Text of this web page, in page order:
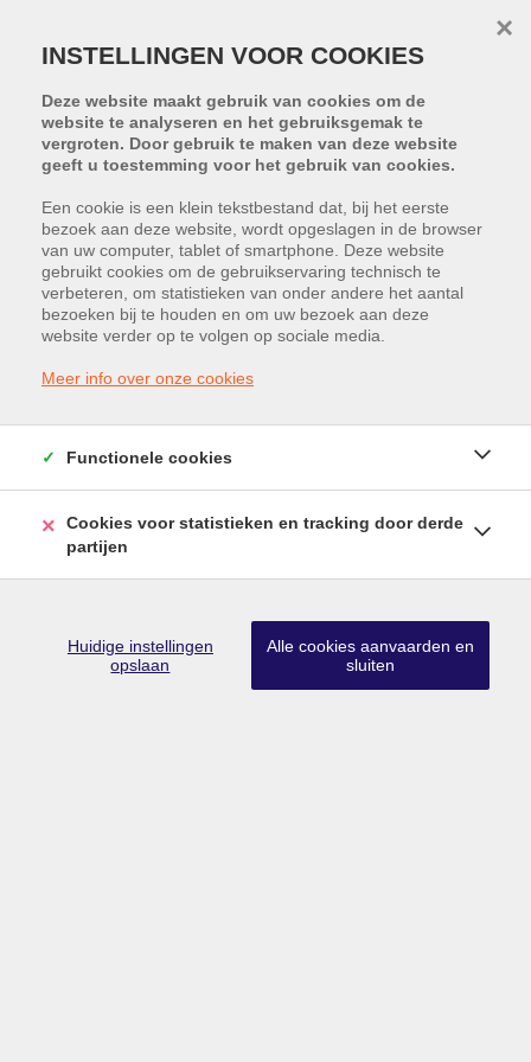
HELAAS, DIT PAND IS VERKOCHT
Lid CIB•Lid BIV•Erkend vastgoedmakelaar-bemiddelaar in België
INSTELLINGEN VOOR COOKIES
Deze website maakt gebruik van cookies om de
website te analyseren en het gebruiksgemak te
vergroten. Door gebruik te maken van deze website
geeft u toestemming voor het gebruik van cookies.
Een cookie is een klein tekstbestand dat, bij het eerste
bezoek aan deze website, wordt opgeslagen in de browser
van uw computer, tablet of smartphone. Deze website
gebruikt cookies om de gebruikservaring technisch te
verbeteren, om statistieken van onder andere het aantal
bezoeken bij te houden en om uw bezoek aan deze
website verder op te volgen op sociale media.
Meer info over onze cookies
×
Functionele cookies
Cookies voor statistieken en tracking door derde
partijen
Huidige instellingen
opslaan
Alle cookies aanvaarden en
sluiten